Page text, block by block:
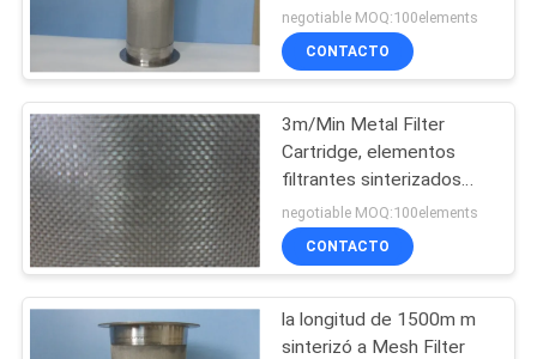
UNA
CITA
MAPA
DEL
SITIO
POLÍTICAS
fibra corta
Element
negotiable MOQ:100elements
CONTACTO
3m/Min Metal Filter
Cartridge, elementos
filtrantes sinterizados
resistentes al calor del
metal
negotiable MOQ:100elements
CONTACTO
la longitud de 1500m m
sinterizó a Mesh Filter